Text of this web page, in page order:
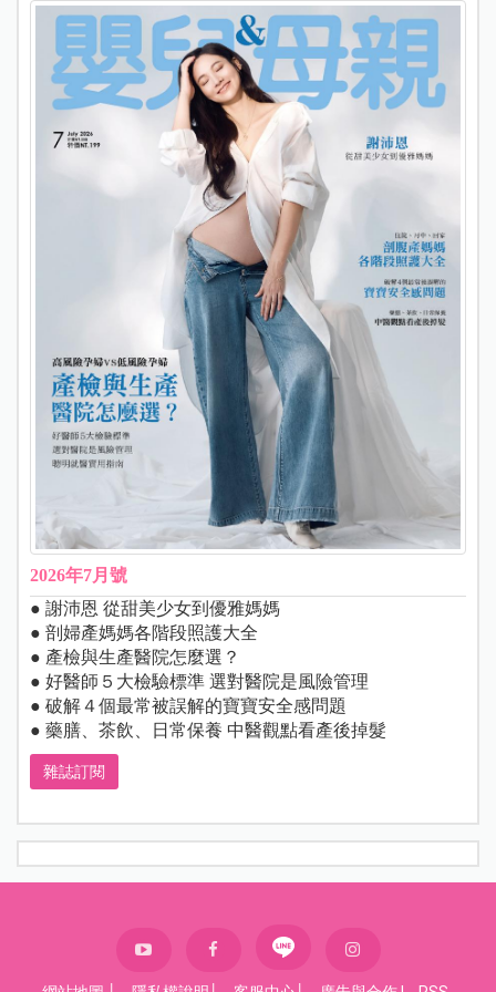
2026年7月號
● 謝沛恩 從甜美少女到優雅媽媽
● 剖婦產媽媽各階段照護大全
● 產檢與生產醫院怎麼選？
● 好醫師５大檢驗標準 選對醫院是風險管理
● 破解４個最常被誤解的寶寶安全感問題
● 藥膳、茶飲、日常保養 中醫觀點看產後掉髮
雜誌訂閱